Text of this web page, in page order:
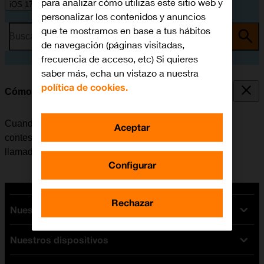
iOS 17
Busca por problema o tema
Cómo desviar las llamadas al contestador
Cuando no se contesta una llamada, esta se desvía al
contestador, donde se recogen los mensajes de las
llamadas.
Nuestras tarifas
Tarifas Orange
Tarifas fibra y móvil
Nuestros dispositivos
personalizar los contenidos y anuncios
que te mostramos en base a tus hábitos
de navegación (páginas visitadas,
frecuencia de acceso, etc) Si quieres
saber más, echa un vistazo a nuestra
política de cookies.
Configurar
Rechazar
Aceptar